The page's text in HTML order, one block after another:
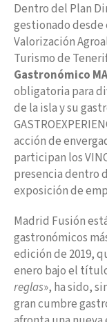
Dentro del Plan
gestionado desde
Valorización
Turismo de
Gastronómico
obligatoria para
de la isla y su
acción de
participan los
presencia dentro
exposición de
Madrid Fusión
gastronómicos
edición de 2019,
enero bajo el
reglas», ha sido,
gran cumbre